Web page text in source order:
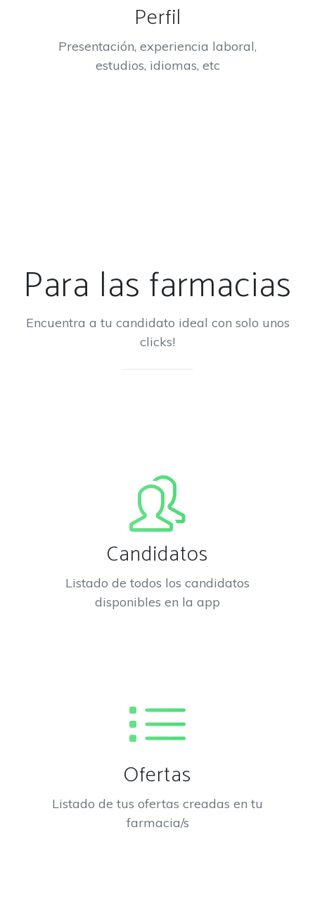
Perfil
Presentación, experiencia laboral,
estudios, idiomas, etc
Para las farmacias
Encuentra a tu candidato ideal con solo unos
clicks!
Candidatos
Listado de todos los candidatos
disponibles en la app
Ofertas
Listado de tus ofertas creadas en tu
farmacia/s